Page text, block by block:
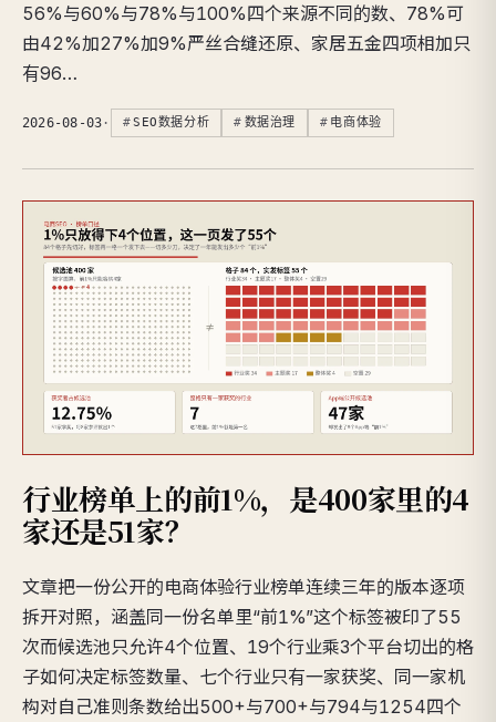
56%与60%与78%与100%四个来源不同的数、78%可
由42%加27%加9%严丝合缝还原、家居五金四项相加只
有96…
2026-08-03 · SEO数据分析 数据治理 电商体验
行业榜单上的前1%，是400家里的4
家还是51家？
文章把一份公开的电商体验行业榜单连续三年的版本逐项
拆开对照，涵盖同一份名单里“前1%”这个标签被印了55
次而候选池只允许4个位置、19个行业乘3个平台切出的格
子如何决定标签数量、七个行业只有一家获奖、同一家机
构对自己准则条数给出500+与700+与794与1254四个